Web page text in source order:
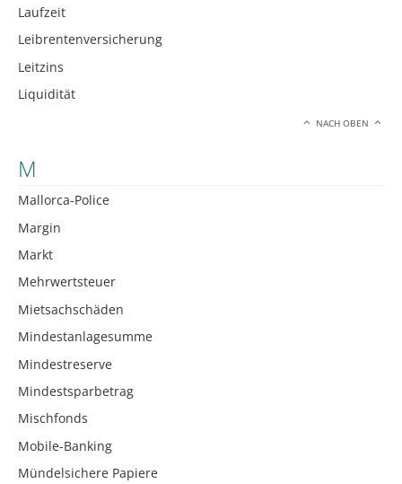
Laufzeit
Leibrentenversicherung
Leitzins
Liquidität
NACH OBEN
M
Mallorca-Police
Margin
Markt
Mehrwertsteuer
Mietsachschäden
Mindestanlagesumme
Mindestreserve
Mindestsparbetrag
Mischfonds
Mobile-Banking
Mündelsichere Papiere